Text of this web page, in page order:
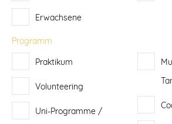
PR & Webinare
Ihre Anfrage
Erwachsene
Programm
Praktikum
Volunteering
Uni-Programme /